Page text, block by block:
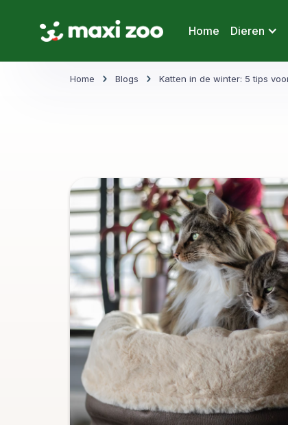
Home Dieren
Home Blogs Katten in de winter: 5 tips